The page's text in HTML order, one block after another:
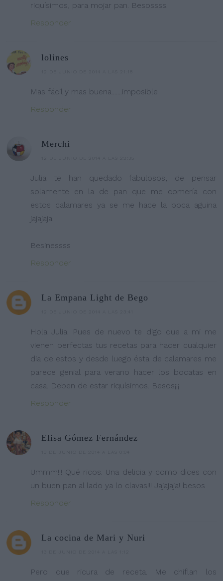
riquísimos, para mojar pan. Besossss.
Responder
lolines
Mas fácil y mas buena.......imposible
Responder
Merchi
Julia te han quedado fabulosos, de pensar
solamente en la de pan que me comería con
estos calamares ya se me hace la boca aguina
jajajaja.
Besinessss
Responder
La Empana Light de Bego
Hola Julia. Pues de nuevo te digo que a mi me
vienen perfectas tus recetas para hacer cualquier
dia de estos y desde luego ésta de calamares me
parece genial para verano hacer los bocatas en
casa. Deben de estar riquísimos. Besos¡¡¡
Responder
Elisa Gómez Fernández
Ummm!!! Qué ricos. Una delicia y como dices con
un buen pan al lado ya lo clavas!!! Jajajaja! besos
Responder
La cocina de Mari y Nuri
Pero que ricura de receta. Me chiflan los